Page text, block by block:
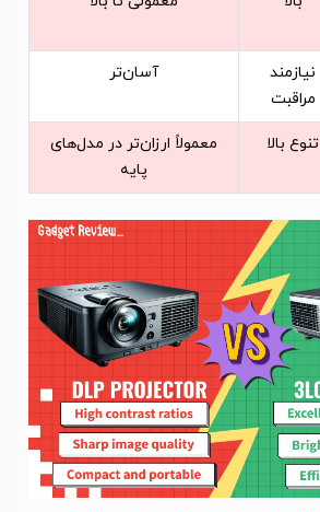
نیازمند
مراقبت
آسان‌تر
تنوع بالا
معمولاً ارزان‌تر در مدل‌های
پایه